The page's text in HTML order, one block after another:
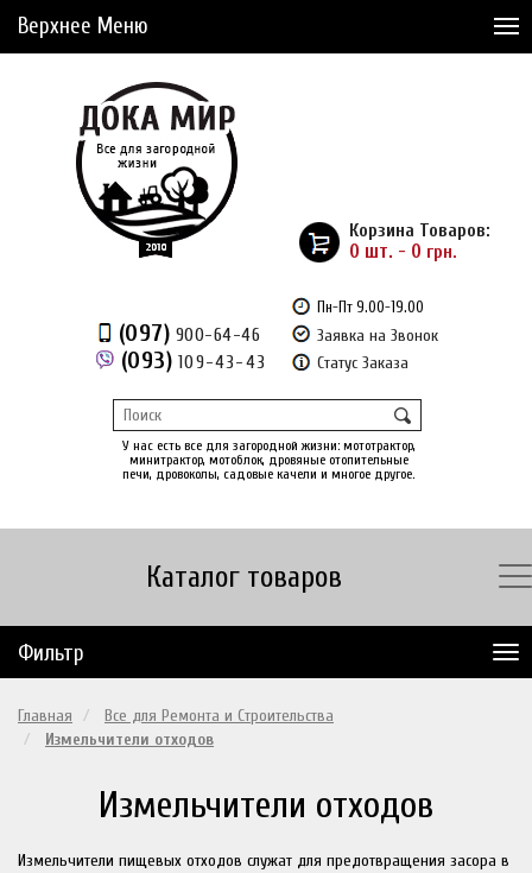
Верхнее Меню
Доставка и Оплата
Рассрочка
Доставка из Америки
Отложенные товары (0)
(097) 900-64-46
(093) 109-43-43
Пн-Пт 9.00-19.00
Заявка на Звонок
Статус Заказа
У нас есть все для загородной жизни: мототрактор,
минитрактор, мотоблок, дровяные отопительные
печи, дровоколы, садовые качели и многое другое.
Корзина Товаров:
0 шт. - 0 грн.
Каталог товаров
Фильтр
Главная
Все для Ремонта и Строительства
Измельчители отходов
Измельчители отходов
Измельчители пищевых отходов служат для предотвращения засора в